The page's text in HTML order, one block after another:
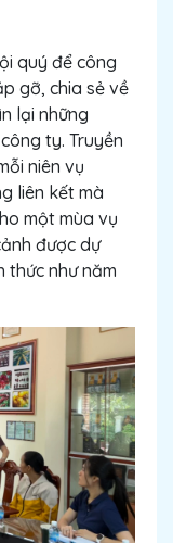
quý để công
gỡ, chia sẻ về
lại những
ty. Truyền
niên vụ
liên kết mà
một mùa vụ
được dự
thức như năm